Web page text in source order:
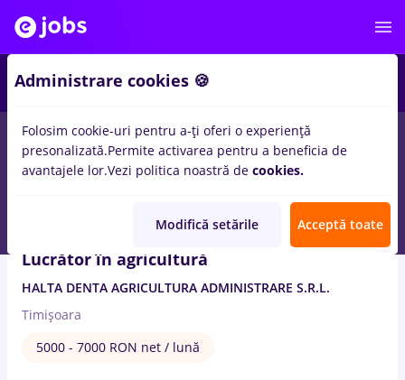
locuri de muncafermapentru Fara experienta
Lucrător în agricultură
HALTA DENTA AGRICULTURA ADMINISTRARE S.R.L.
Timișoara
5000 - 7000 RON net / lună
Administrare cookies 🍪
Folosim cookie-uri pentru a-ți oferi o experiență
presonalizată.Permite activarea pentru a beneficia de
avantajele lor.Vezi politica noastră de cookies.
Modifică setările Acceptă toate